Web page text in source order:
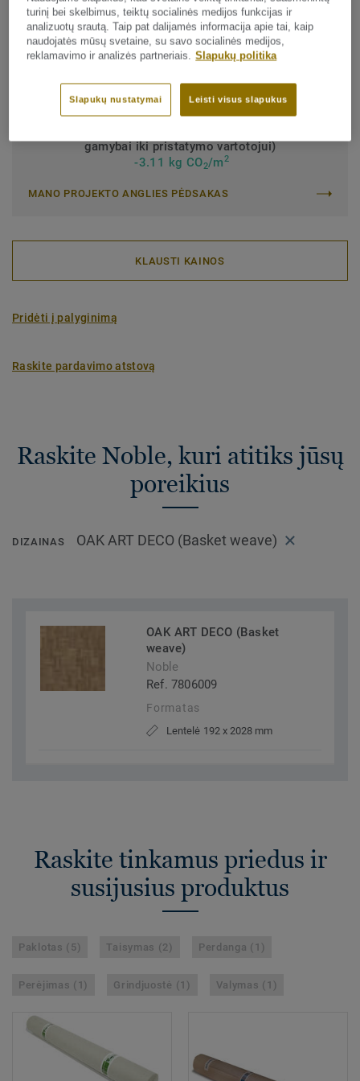
Savybės:Lively
Lotyniškas pavadinimas:Quercus Robur & Quercus Petraea
gamybai iki pristatymo vartotojui)
-3.11 kg CO2/m2
MANO PROJEKTO ANGLIES PĖDSAKAS
KLAUSTI KAINOS
Pridėti į palyginimą
Raskite pardavimo atstovą
Raskite Noble, kuri atitiks jūsų
poreikius
DIZAINAS OAK ART DECO (Basket weave)
OAK ART DECO (Basket
weave)
Noble
Ref. 7806009
Formatas
Lentelė 192 x 2028 mm
Raskite tinkamus priedus ir
susijusius produktus
Paklotas (5) Taisymas (2) Perdanga (1)
Perėjimas (1) Grindjuostė (1) Valymas (1)
turinį bei skelbimus, teiktų socialinės medijos funkcijas ir
analizuotų srautą. Taip pat dalijamės informacija apie tai, kaip
naudojatės mūsų svetaine, su savo socialinės medijos,
reklamavimo ir analizės partneriais. Slapukų politika
Leisti visus slapukus
Slapukų nustatymai